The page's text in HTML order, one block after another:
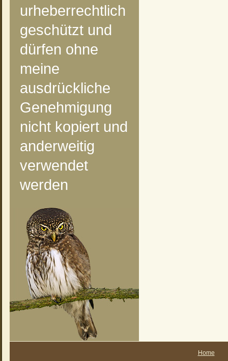
urheberrechtlich
geschützt und
dürfen ohne
meine
ausdrückliche
Genehmigung
nicht kopiert und
anderweitig
verwendet
werden
Home